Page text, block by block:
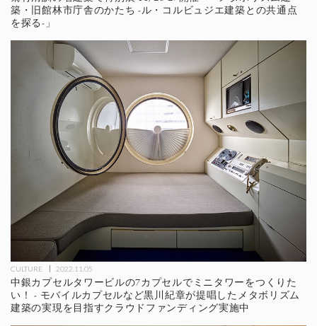
築・旧館林市庁舎のかたち -ル・コルビュジエ建築との共通点
を探る-」
CULTURE 2022.11.05
中銀カプセルタワービルの7カプセルでミニタワーをつくりた
い！ - モバイルカプセルなど黒川紀章が提唱したメタボリズム
建築の実現を目指すクラウドファンディング実施中